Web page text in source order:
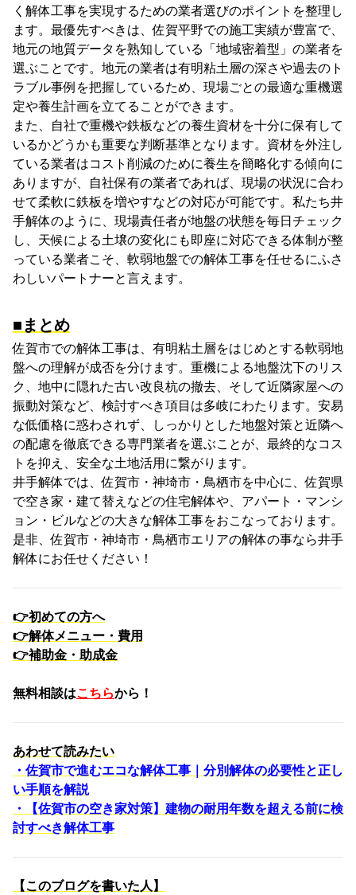
く解体工事を実現するための業者選びのポイントを整理し
ます。最優先すべきは、佐賀平野での施工実績が豊富で、
地元の地質データを熟知している「地域密着型」の業者を
選ぶことです。地元の業者は有明粘土層の深さや過去のト
ラブル事例を把握しているため、現場ごとの最適な重機選
定や養生計画を立てることができます。
また、自社で重機や鉄板などの養生資材を十分に保有して
いるかどうかも重要な判断基準となります。資材を外注し
ている業者はコスト削減のために養生を簡略化する傾向に
ありますが、自社保有の業者であれば、現場の状況に合わ
せて柔軟に鉄板を増やすなどの対応が可能です。私たち井
手解体のように、現場責任者が地盤の状態を毎日チェック
し、天候による土壌の変化にも即座に対応できる体制が整
っている業者こそ、軟弱地盤での解体工事を任せるにふさ
わしいパートナーと言えます。
■まとめ
佐賀市での解体工事は、有明粘土層をはじめとする軟弱地
盤への理解が成否を分けます。重機による地盤沈下のリス
ク、地中に隠れた古い改良杭の撤去、そして近隣家屋への
振動対策など、検討すべき項目は多岐にわたります。安易
な低価格に惑わされず、しっかりとした地盤対策と近隣へ
の配慮を徹底できる専門業者を選ぶことが、最終的なコス
トを抑え、安全な土地活用に繋がります。
井手解体では、佐賀市・神埼市・鳥栖市を中心に、佐賀県
で空き家・建て替えなどの住宅解体や、アパート・マンシ
ョン・ビルなどの大きな解体工事をおこなっております。
是非、佐賀市・神埼市・鳥栖市エリアの解体の事なら井手
解体にお任せください！
👉初めての方へ
👉解体メニュー・費用
👉補助金・助成金
無料相談はこちらから！
あわせて読みたい
・佐賀市で進むエコな解体工事｜分別解体の必要性と正し
い手順を解説
・【佐賀市の空き家対策】建物の耐用年数を超える前に検
討すべき解体工事
【このブログを書いた人】